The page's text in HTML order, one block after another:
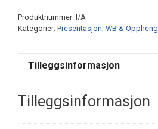
Produktnummer: I/A
Kategorier: Presentasjon, WB & Oppheng
Tilleggsinformasjon
Tilleggsinformasjon